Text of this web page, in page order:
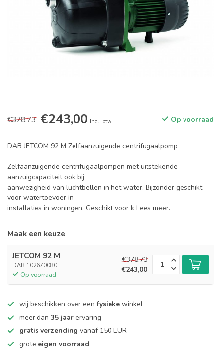
€378,73 €243,00 Incl. btw Op voorraad
DAB JETCOM 92 M Zelfaanzuigende centrifugaalpomp
Zelfaanzuigende centrifugaalpompen met uitstekende
aanzuigcapaciteit ook bij
aanwezigheid van luchtbellen in het water. Bijzonder geschikt
voor watertoevoer in
installaties in woningen. Geschikt voor k Lees meer.
Maak een keuze
JETCOM 92 M
DAB 102670080H
Op voorraad
€378,73
€243,00
wij beschikken over eenfysieke winkel
meer dan 35 jaar ervaring
gratis verzending vanaf 150 EUR
grote eigen voorraad